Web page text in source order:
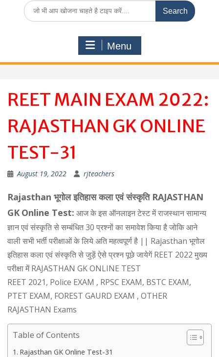
Search
for:
Menu
REET MAIN EXAM 2022:
RAJASTHAN GK ONLINE
TEST-31
August 19, 2022 rjteachers
Rajasthan भूगोल इतिहास कला एवं संस्कृति RAJASTHAN
GK Online Test: आज के इस ऑनलाइन टेस्ट में राजस्थान सामान्य
ज्ञान एवं संस्कृति से सम्बंधित 30 प्रश्नों का समावेश किया है जोकि आने
वाली सभी भर्ती परीक्षाओं के लिये अति महत्वपूर्ण है || Rajasthan भूगोल
इतिहास कला एवं संस्कृति से जुड़ें ऐसे प्रश्न पूछे जायेगें REET 2022 मुख्य
परीक्षा में RAJASTHAN GK ONLINE TEST
REET 2021, Police EXAM , RPSC EXAM, BSTC EXAM,
PTET EXAM, FOREST GAURD EXAM , OTHER
RAJASTHAN Exams
Table of Contents
Rajasthan GK Online Test-31